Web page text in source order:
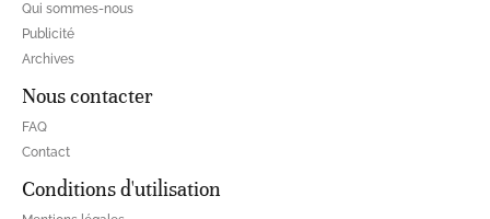
Qui sommes-nous
Publicité
Archives
Nous contacter
FAQ
Contact
Conditions d'utilisation